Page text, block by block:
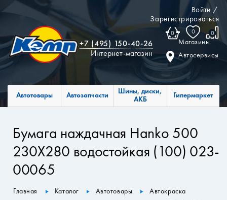
Войти /
Зарегистрироваться
0 0 0
Магазины
Автосервисы
+7 (495) 150-40-26
Интернет-магазин
Автотовары Автозапчасти
Шины, диски,
АКБ
Гипермаркет
Бумага наждачная Hanko 500
230X280 водостойкая (100) 023-
00065
Главная Каталог Автотовары
Автокраска